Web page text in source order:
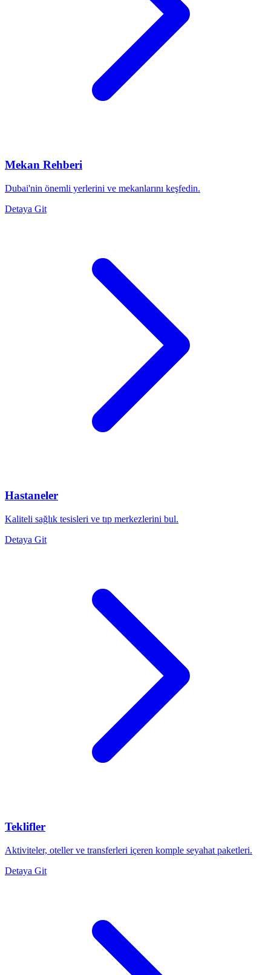
Mekan Rehberi
Dubai'nin önemli yerlerini ve mekanlarını keşfedin.
Detaya Git
Hastaneler
Kaliteli sağlık tesisleri ve tıp merkezlerini bul.
Detaya Git
Teklifler
Aktiviteler, oteller ve transferleri içeren komple seyahat paketleri.
Detaya Git